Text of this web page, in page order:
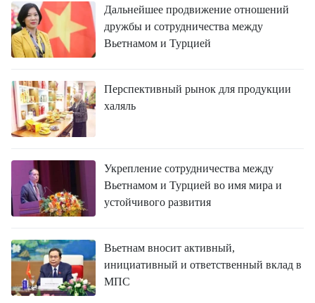
Дальнейшее продвижение отношений
дружбы и сотрудничества между
Вьетнамом и Турцией
Перспективный рынок для продукции
халяль
Укрепление сотрудничества между
Вьетнамом и Турцией во имя мира и
устойчивого развития
Вьетнам вносит активный,
инициативный и ответственный вклад в
МПС